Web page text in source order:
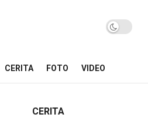
CERITA FOTO VIDEO
CERITA